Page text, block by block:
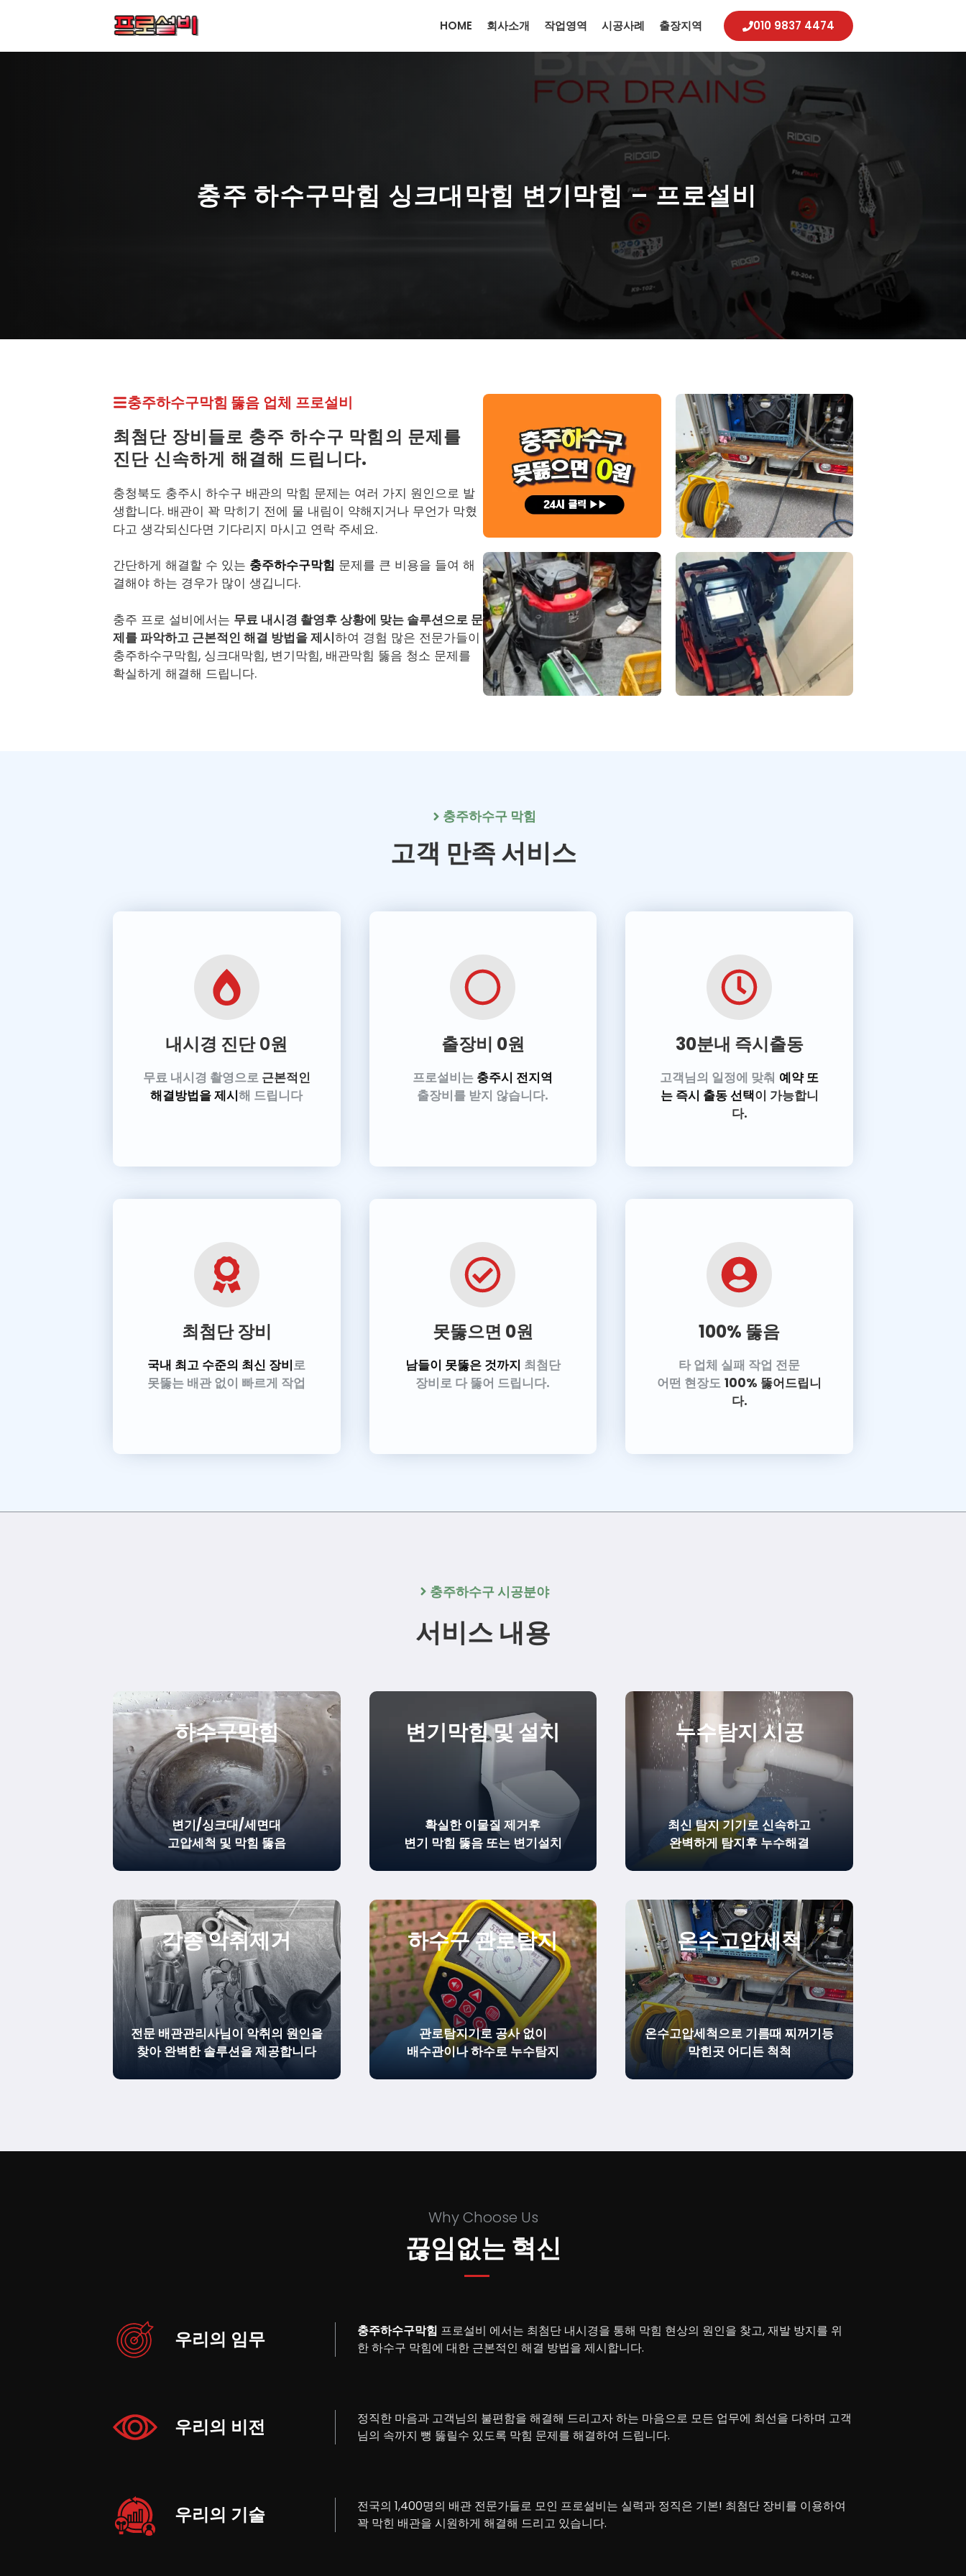
HOME 회사소개 작업영역 시공사례 출장지역 010 9837 4474
충주 하수구막힘 싱크대막힘 변기막힘 – 프로설비
프로설비 최신 페이지
충주하수구막힘 뚫음 업체 프로설비
최첨단 장비들로 충주 하수구 막힘의 문제를
진단 신속하게 해결해 드립니다.
충청북도 충주시 하수구 배관의 막힘 문제는 여러 가지 원인으로 발
생합니다. 배관이 꽉 막히기 전에 물 내림이 약해지거나 무언가 막혔
다고 생각되신다면 기다리지 마시고 연락 주세요.
간단하게 해결할 수 있는 충주하수구막힘 문제를 큰 비용을 들여 해
결해야 하는 경우가 많이 생깁니다.
충주 프로 설비에서는 무료 내시경 촬영후 상황에 맞는 솔루션으로 문
제를 파악하고 근본적인 해결 방법을 제시하여 경험 많은 전문가들이
충주하수구막힘, 싱크대막힘, 변기막힘, 배관막힘 뚫음 청소 문제를
확실하게 해결해 드립니다.
충주하수구 막힘
고객 만족 서비스
내시경 진단0원
무료 내시경 촬영으로 근본적인
해결방법을 제시해 드립니다
출장비 0원
프로설비는 충주시 전지역
출장비를 받지 않습니다.
30분내 즉시출동
고객님의 일정에 맞춰 예약 또
는 즉시 출동 선택이 가능합니
다.
최첨단 장비
국내 최고 수준의 최신 장비로
못뚫는 배관 없이 빠르게 작업
못뚫으면 0원
남들이 못뚫은 것까지 최첨단
장비로 다 뚫어 드립니다.
100% 뚫음
타 업체 실패 작업 전문
어떤 현장도 100% 뚫어드립니
다.
충주하수구 시공분야
서비스 내용
하수구막힘
변기/싱크대/세면대
고압세척 및 막힘 뚫음
변기막힘 및 설치
확실한이물질 제거후
변기 막힘 뚫음또는 변기설치
누수탐지 시공
최신 탐지 기기로 신속하고
완벽하게 탐지후 누수해결
각종 악취제거
전문 배관관리사님이 악취의 원인을
찾아 완벽한 솔루션을 제공합니다
하수구 관로탐지
관로탐지기로 공사 없이
배수관이나 하수로 누수탐지
온수고압세척
온수고압세척으로 기름때 찌꺼기등
막힌곳 어디든 척척
Why Choose Us
끊임없는 혁신
우리의 임무 충주하수구막힘 프로설비 에서는 최첨단 내시경을 통해 막힘 현상의 원인을 찾고, 재발 방지를 위
한 하수구 막힘에 대한 근본적인 해결 방법을 제시합니다.
우리의 비전
정직한 마음과 고객님의 불편함을 해결해 드리고자 하는 마음으로 모든 업무에 최선을 다하며 고객
님의 속까지 뻥 뚫릴수 있도록 막힘 문제를 해결하여 드립니다.
우리의 기술
전국의 1,400명의 배관 전문가들로 모인 프로설비는 실력과 정직은 기본! 최첨단 장비를 이용하여
꽉 막힌 배관을 시원하게 해결해 드리고 있습니다.